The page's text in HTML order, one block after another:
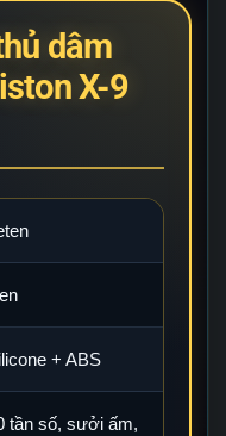
dâm
X-9
+ ABS
tần số, sưởi ấm,